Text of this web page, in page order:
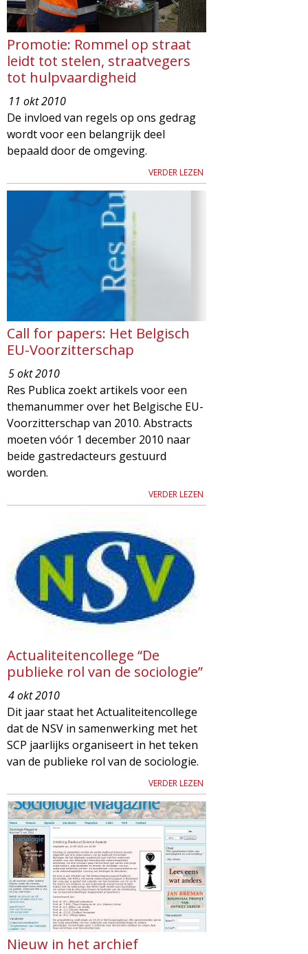
Promotie: Rommel op straat
leidt tot stelen, straatvegers
tot hulpvaardigheid
11 okt 2010
De invloed van regels op ons gedrag
wordt voor een belangrijk deel
bepaald door de omgeving.
VERDER LEZEN
Call for papers: Het Belgisch
EU-Voorzitterschap
5 okt 2010
Res Publica zoekt artikels voor een
themanummer over het Belgische EU-
Voorzitterschap van 2010. Abstracts
moeten vóór 1 december 2010 naar
beide gastredacteurs gestuurd
worden.
VERDER LEZEN
Actualiteitencollege “De
publieke rol van de sociologie”
4 okt 2010
Dit jaar staat het Actualiteitencollege
dat de NSV in samenwerking met het
SCP jaarlijks organiseert in het teken
van de publieke rol van de sociologie.
VERDER LEZEN
Nieuw in het archief